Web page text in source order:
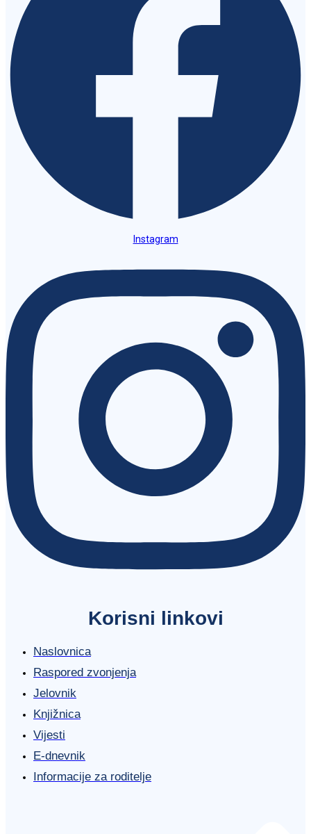
Instagram
Korisni linkovi
Naslovnica
Raspored zvonjenja
Jelovnik
Knjižnica
Vijesti
E-dnevnik
Informacije za roditelje